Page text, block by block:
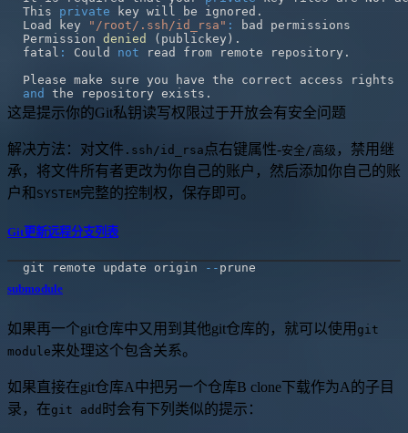
This private key will be ignored .
Load key
"/root/.ssh/id_rsa" :
Permission denied ( publickey ) .
fatal : Could not read from remote repository .
and
the repository exists .
这是提示你的Git私钥读写权限过于开放会有安全问题
解决方法：对文件 .ssh/id_rsa 点右键属性-安全/高级 ，禁用继
承，将文件所有者更改为你自己的账户，然后添加你自己的账
户和 SYSTEM完整的控制权，保存即可。
Git更新远程分支列表
git remote update origin --
submodule
如果再一个git仓库中又用到其他git仓库的，就可以使用 git
module来处理这个包含关系。
如果直接在git仓库A中把另一个仓库B clone下载作为A的子目
录，在git add 时会有下列类似的提示：